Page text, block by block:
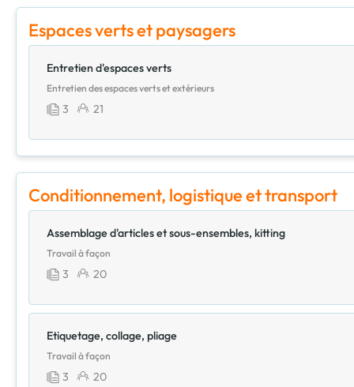
Espaces verts et paysagers
Entretien d'espaces verts
Entretien des espaces verts et extérieurs
3 21
Conditionnement, logistique et transport
Assemblage d'articles et sous-ensembles, kitting
Travail à façon
3 20
Etiquetage, collage, pliage
Travail à façon
3 20